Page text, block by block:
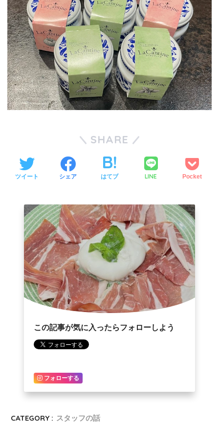
SHARE
ツイート シェア はてブ LINE Pocket
この記事が気に入ったらフォローしよう
フォローする
CATEGORY : スタッフの話